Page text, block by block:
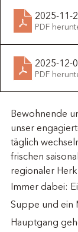
2025-11-
PDF
2025-12-
PDF
Bewohnende
unser
täglich
frischen
regionaler
Immer dabei:
Suppe und ein
Hauptgang